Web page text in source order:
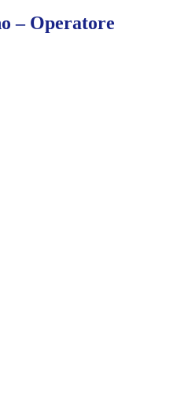
– Operatore